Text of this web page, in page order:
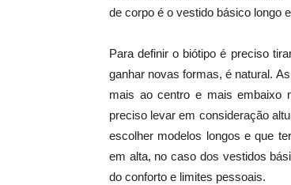
de corpo é o vestido básico longo
Para definir o biótipo é preciso
ganhar novas formas, é natural.
mais ao centro e mais embaixo
preciso levar em consideração
escolher modelos longos e que
em alta, no caso dos vestidos
do conforto e limites pessoais.